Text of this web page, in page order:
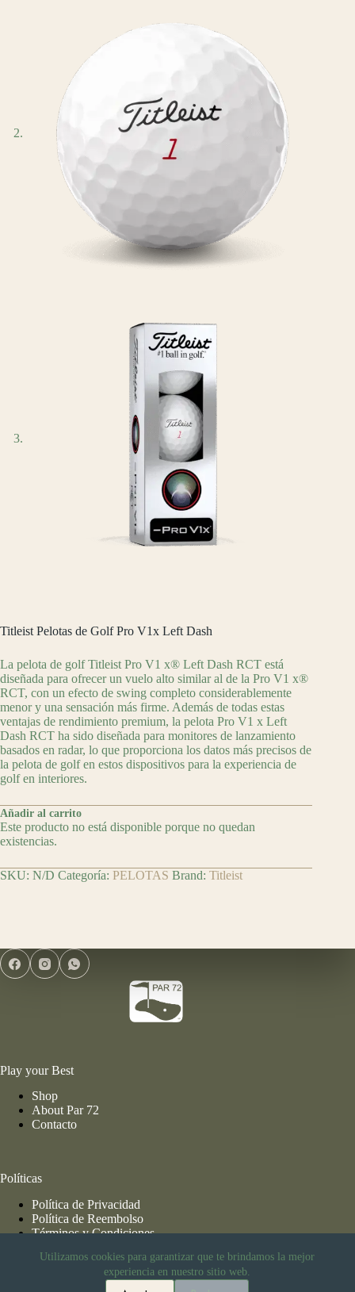
Utilizamos cookies para garantizar que te brindamos la mejor
experiencia en nuestro sitio web.
Titleist Pelotas de Golf Pro V1x Left Dash
La pelota de golf Titleist Pro V1 x® Left Dash RCT está
diseñada para ofrecer un vuelo alto similar al de la Pro V1 x®
RCT, con un efecto de swing completo considerablemente
menor y una sensación más firme. Además de todas estas
ventajas de rendimiento premium, la pelota Pro V1 x Left
Dash RCT ha sido diseñada para monitores de lanzamiento
basados en radar, lo que proporciona los datos más precisos de
la pelota de golf en estos dispositivos para la experiencia de
golf en interiores.
Añadir al carrito
Este producto no está disponible porque no quedan
existencias.
SKU: N/D Categoría: PELOTAS Brand: Titleist
Play your Best
Shop
About Par 72
Contacto
Políticas
Política de Privacidad
Política de Reembolso
Términos y Condiciones